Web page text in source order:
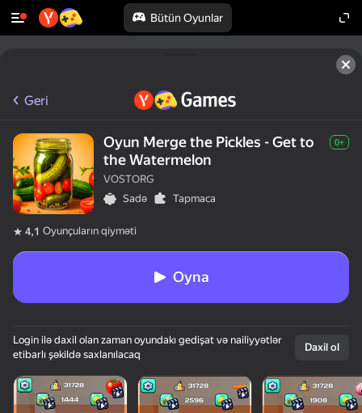
Bütün Oyunlar
Geri
Oyun Merge the Pickles - Get to
the Watermelon
0+
VOSTORG
Sadə
Tapmaca
4,1 Oyunçuların qiyməti
Oyna
Login ilə daxil olan zaman oyundakı gedişat və nailiyyətlər
etibarlı şəkildə saxlanılacaq
Daxil ol